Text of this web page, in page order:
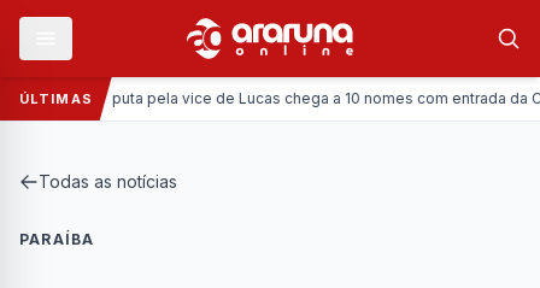
ÚLTIMASDisputa pela vice de Lucas chega a 10 nomes com entrada da
Todas as notícias
PARAÍBA